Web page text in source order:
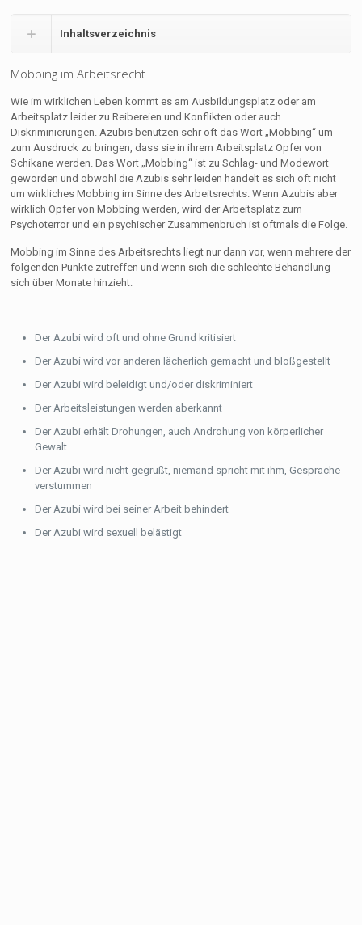
Inhaltsverzeichnis
Mobbing im Arbeitsrecht
Wie im wirklichen Leben kommt es am Ausbildungsplatz oder am
Arbeitsplatz leider zu Reibereien und Konflikten oder auch
Diskriminierungen. Azubis benutzen sehr oft das Wort „Mobbing“ um
zum Ausdruck zu bringen, dass sie in ihrem Arbeitsplatz Opfer von
Schikane werden. Das Wort „Mobbing“ ist zu Schlag- und Modewort
geworden und obwohl die Azubis sehr leiden handelt es sich oft nicht
um wirkliches Mobbing im Sinne des Arbeitsrechts. Wenn Azubis aber
wirklich Opfer von Mobbing werden, wird der Arbeitsplatz zum
Psychoterror und ein psychischer Zusammenbruch ist oftmals die Folge.
Mobbing im Sinne des Arbeitsrechts liegt nur dann vor, wenn mehrere der
folgenden Punkte zutreffen und wenn sich die schlechte Behandlung
sich über Monate hinzieht:
Der Azubi wird oft und ohne Grund kritisiert
Der Azubi wird vor anderen lächerlich gemacht und bloßgestellt
Der Azubi wird beleidigt und/oder diskriminiert
Der Arbeitsleistungen werden aberkannt
Der Azubi erhält Drohungen, auch Androhung von körperlicher
Gewalt
Der Azubi wird nicht gegrüßt, niemand spricht mit ihm, Gespräche
verstummen
Der Azubi wird bei seiner Arbeit behindert
Der Azubi wird sexuell belästigt